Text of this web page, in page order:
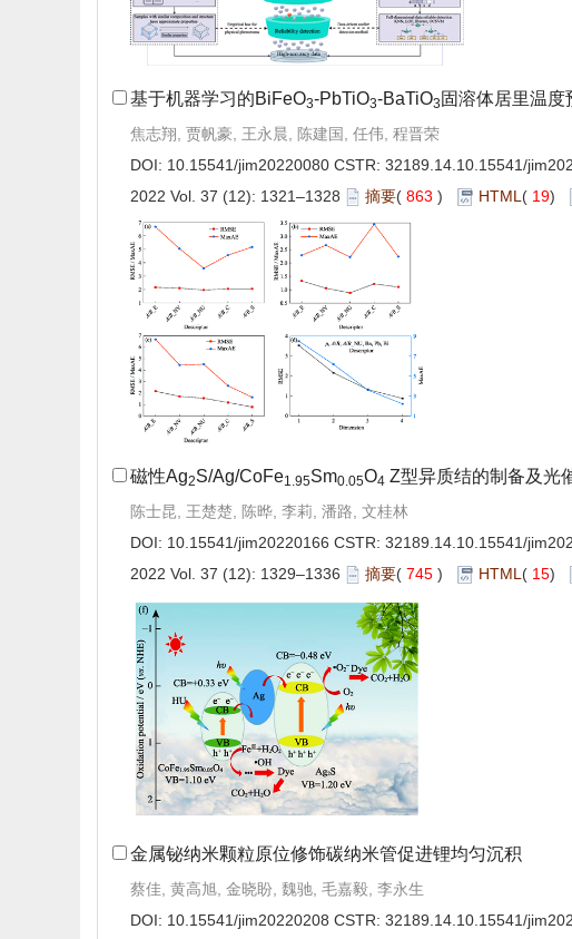
基于机器学习的BiFeO3-PbTiO3-BaTiO3 固溶体居里温度
焦志翔, 贾帆豪, 王永晨, 陈建国, 任伟, 程晋荣
DOI: 10.15541/jim20220080 CSTR: 32189.14.10.15541/
2022 Vol. 37 (12): 1321–1328
摘要( 863 ) HTML ( 19)
磁性Ag2S/Ag/CoFe1.95Sm0.05O4 Z型异质结的制备及光
陈士昆, 王楚楚, 陈晔, 李莉, 潘路, 文桂林
DOI: 10.15541/jim20220166 CSTR: 32189.14.10.15541/
2022 Vol. 37 (12): 1329–1336
摘要( 745 ) HTML ( 15)
金属铋纳米颗粒原位修饰碳纳米管促进锂均匀沉积
蔡佳, 黄高旭, 金晓盼, 魏驰, 毛嘉毅, 李永生
DOI: 10.15541/jim20220208 CSTR: 32189.14.10.15541/